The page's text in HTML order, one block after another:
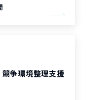
争環境整理支援